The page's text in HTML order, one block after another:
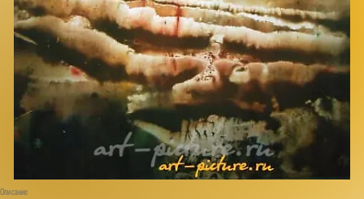
Описание